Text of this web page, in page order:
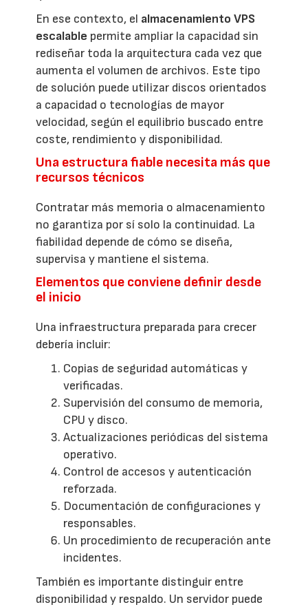
En ese contexto, el almacenamiento VPS
escalable permite ampliar la capacidad sin
rediseñar toda la arquitectura cada vez que
aumenta el volumen de archivos. Este tipo
de solución puede utilizar discos orientados
a capacidad o tecnologías de mayor
velocidad, según el equilibrio buscado entre
coste, rendimiento y disponibilidad.
Una estructura fiable necesita más que
recursos técnicos
Contratar más memoria o almacenamiento
no garantiza por sí solo la continuidad. La
fiabilidad depende de cómo se diseña,
supervisa y mantiene el sistema.
Elementos que conviene definir desde
el inicio
Una infraestructura preparada para crecer
debería incluir:
Copias de seguridad automáticas y
verificadas.
Supervisión del consumo de memoria,
CPU y disco.
Actualizaciones periódicas del sistema
operativo.
Control de accesos y autenticación
reforzada.
Documentación de configuraciones y
responsables.
Un procedimiento de recuperación ante
incidentes.
También es importante distinguir entre
disponibilidad y respaldo. Un servidor puede